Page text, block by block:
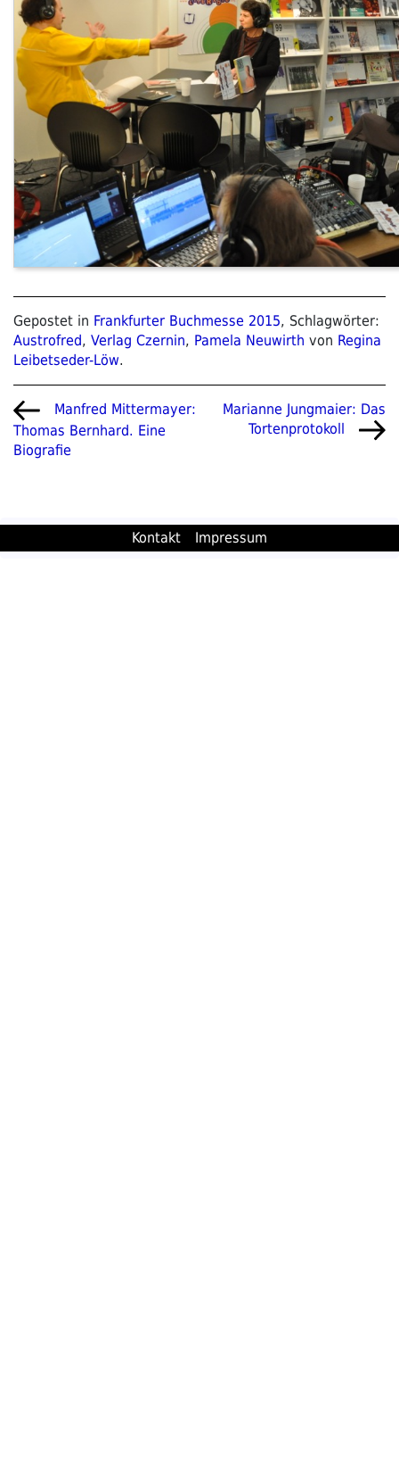
Gepostet in Frankfurter Buchmesse 2015, Schlagwörter:
Austrofred, Verlag Czernin, Pamela Neuwirth von Regina
Leibetseder-Löw.
Beitragsnavigation
Vorheriger
Beitrag
Manfred Mittermayer:
Thomas Bernhard. Eine
Biografie
Nächster
Beitrag
Marianne Jungmaier: Das
Tortenprotokoll
Kontakt Impressum